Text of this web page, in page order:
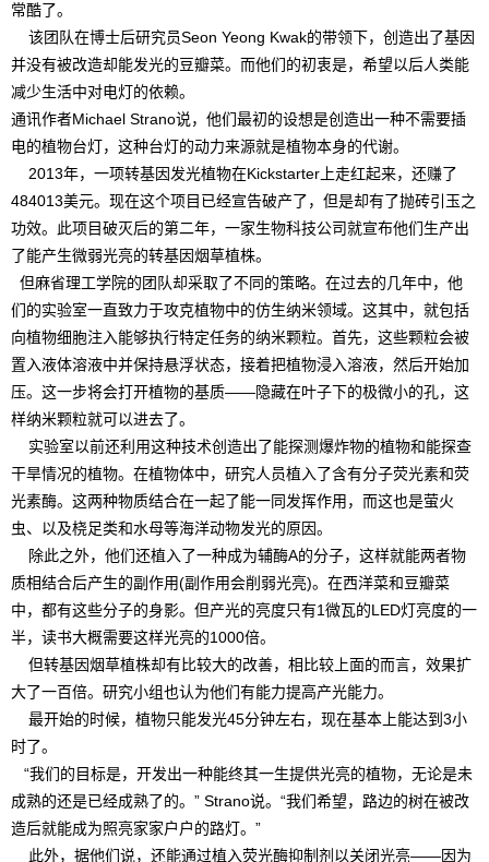
常酷了。
该团队在博士后研究员Seon Yeong Kwak的带领下，创造出了基因
并没有被改造却能发光的豆瓣菜。而他们的初衷是，希望以后人类能
减少生活中对电灯的依赖。
通讯作者Michael Strano说，他们最初的设想是创造出一种不需要插
电的植物台灯，这种台灯的动力来源就是植物本身的代谢。
2013年，一项转基因发光植物在Kickstarter上走红起来，还赚了
484013美元。现在这个项目已经宣告破产了，但是却有了抛砖引玉之
功效。此项目破灭后的第二年，一家生物科技公司就宣布他们生产出
了能产生微弱光亮的转基因烟草植株。
但麻省理工学院的团队却采取了不同的策略。在过去的几年中，他
们的实验室一直致力于攻克植物中的仿生纳米领域。这其中，就包括
向植物细胞注入能够执行特定任务的纳米颗粒。首先，这些颗粒会被
置入液体溶液中并保持悬浮状态，接着把植物浸入溶液，然后开始加
压。这一步将会打开植物的基质——隐藏在叶子下的极微小的孔，这
样纳米颗粒就可以进去了。
实验室以前还利用这种技术创造出了能探测爆炸物的植物和能探查
干旱情况的植物。在植物体中，研究人员植入了含有分子荧光素和荧
光素酶。这两种物质结合在一起了能一同发挥作用，而这也是萤火
虫、以及桡足类和水母等海洋动物发光的原因。
除此之外，他们还植入了一种成为辅酶A的分子，这样就能两者物
质相结合后产生的副作用(副作用会削弱光亮)。在西洋菜和豆瓣菜
中，都有这些分子的身影。但产光的亮度只有1微瓦的LED灯亮度的一
半，读书大概需要这样光亮的1000倍。
但转基因烟草植株却有比较大的改善，相比较上面的而言，效果扩
大了一百倍。研究小组也认为他们有能力提高产光能力。
最开始的时候，植物只能发光45分钟左右，现在基本上能达到3小
时了。
“我们的目标是，开发出一种能终其一生提供光亮的植物，无论是未
成熟的还是已经成熟了的。” Strano说。“我们希望，路边的树在被改
造后就能成为照亮家家户户的路灯。”
此外，据他们说，还能通过植入荧光酶抑制剂以关闭光亮——因为